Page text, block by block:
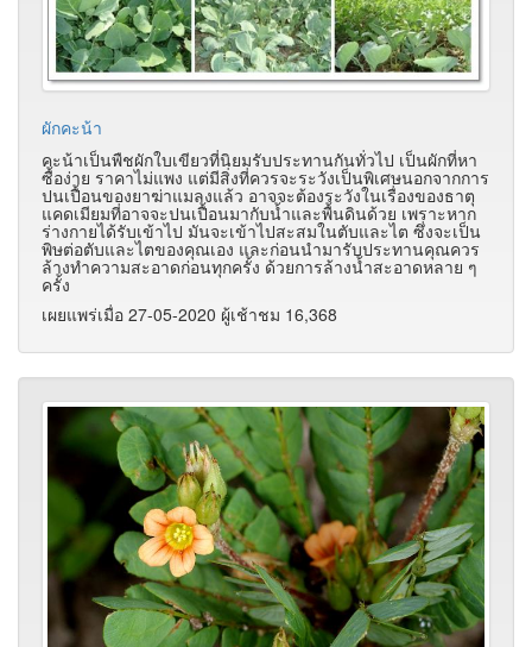
ผักคะน้า
คะน้าเป็นพืชผักใบเขียวที่นิยมรับประทานกันทั่วไป เป็นผักที่หา
ซื้อง่าย ราคาไม่แพง แต่มีสิ่งที่ควรจะระวังเป็นพิเศษนอกจากการ
ปนเปื้อนของยาฆ่าแมลงแล้ว อาจจะต้องระวังในเรื่องของธาตุ
แคดเมียมที่อาจจะปนเปื้อนมากับน้ำและพื้นดินด้วย เพราะหาก
ร่างกายได้รับเข้าไป มันจะเข้าไปสะสมในตับและไต ซึ่งจะเป็น
พิษต่อตับและไตของคุณเอง และก่อนนำมารับประทานคุณควร
ล้างทำความสะอาดก่อนทุกครั้ง ด้วยการล้างน้ำสะอาดหลาย ๆ
ครั้ง
เผยแพร่เมื่อ 27-05-2020 ผู้เช้าชม 16,368